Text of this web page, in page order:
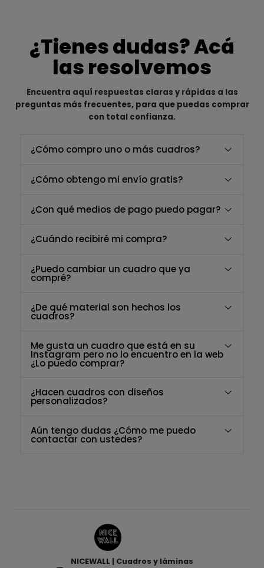
¿Tienes dudas? Acá
las resolvemos
Encuentra aquí respuestas claras y rápidas a las
preguntas más frecuentes, para que puedas comprar
con total confianza.
¿Cómo compro uno o más cuadros?
¿Cómo obtengo mi envío gratis?
¿Con qué medios de pago puedo pagar?
¿Cuándo recibiré mi compra?
¿Puedo cambiar un cuadro que ya
compré?
¿De qué material son hechos los
cuadros?
Me gusta un cuadro que está en su
Instagram pero no lo encuentro en la web
¿Lo puedo comprar?
¿Hacen cuadros con diseños
personalizados?
Aún tengo dudas ¿Cómo me puedo
contactar con ustedes?
NICEWALL | Cuadros y láminas